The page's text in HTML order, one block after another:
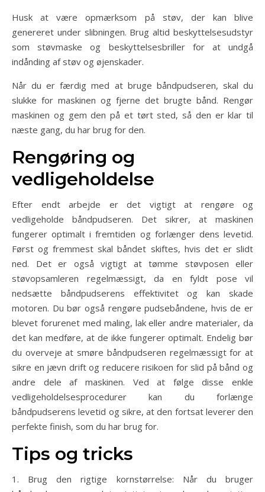
Husk at være opmærksom på støv, der kan blive
genereret under slibningen. Brug altid beskyttelsesudstyr
som støvmaske og beskyttelsesbriller for at undgå
indånding af støv og øjenskader.
Når du er færdig med at bruge båndpudseren, skal du
slukke for maskinen og fjerne det brugte bånd. Rengør
maskinen og gem den på et tørt sted, så den er klar til
næste gang, du har brug for den.
Rengøring og
vedligeholdelse
Efter endt arbejde er det vigtigt at rengøre og
vedligeholde båndpudseren. Det sikrer, at maskinen
fungerer optimalt i fremtiden og forlænger dens levetid.
Først og fremmest skal båndet skiftes, hvis det er slidt
ned. Det er også vigtigt at tømme støvposen eller
støvopsamleren regelmæssigt, da en fyldt pose vil
nedsætte båndpudserens effektivitet og kan skade
motoren. Du bør også rengøre pudsebåndene, hvis de er
blevet forurenet med maling, lak eller andre materialer, da
det kan medføre, at de ikke fungerer optimalt. Endelig bør
du overveje at smøre båndpudseren regelmæssigt for at
sikre en jævn drift og reducere risikoen for slid på bånd og
andre dele af maskinen. Ved at følge disse enkle
vedligeholdelsesprocedurer kan du forlænge
båndpudserens levetid og sikre, at den fortsat leverer den
perfekte finish, som du har brug for.
Tips og tricks
1. Brug den rigtige kornstørrelse: Når du bruger